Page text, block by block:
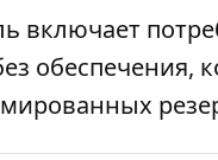
включает
обеспечения,